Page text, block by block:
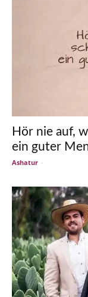
Hör nie auf,
ein guter
Ashatur -